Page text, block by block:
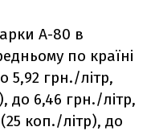
А-80 в
по країні
5,92 грн./літр,
до 6,46 грн./літр,
коп./літр), до